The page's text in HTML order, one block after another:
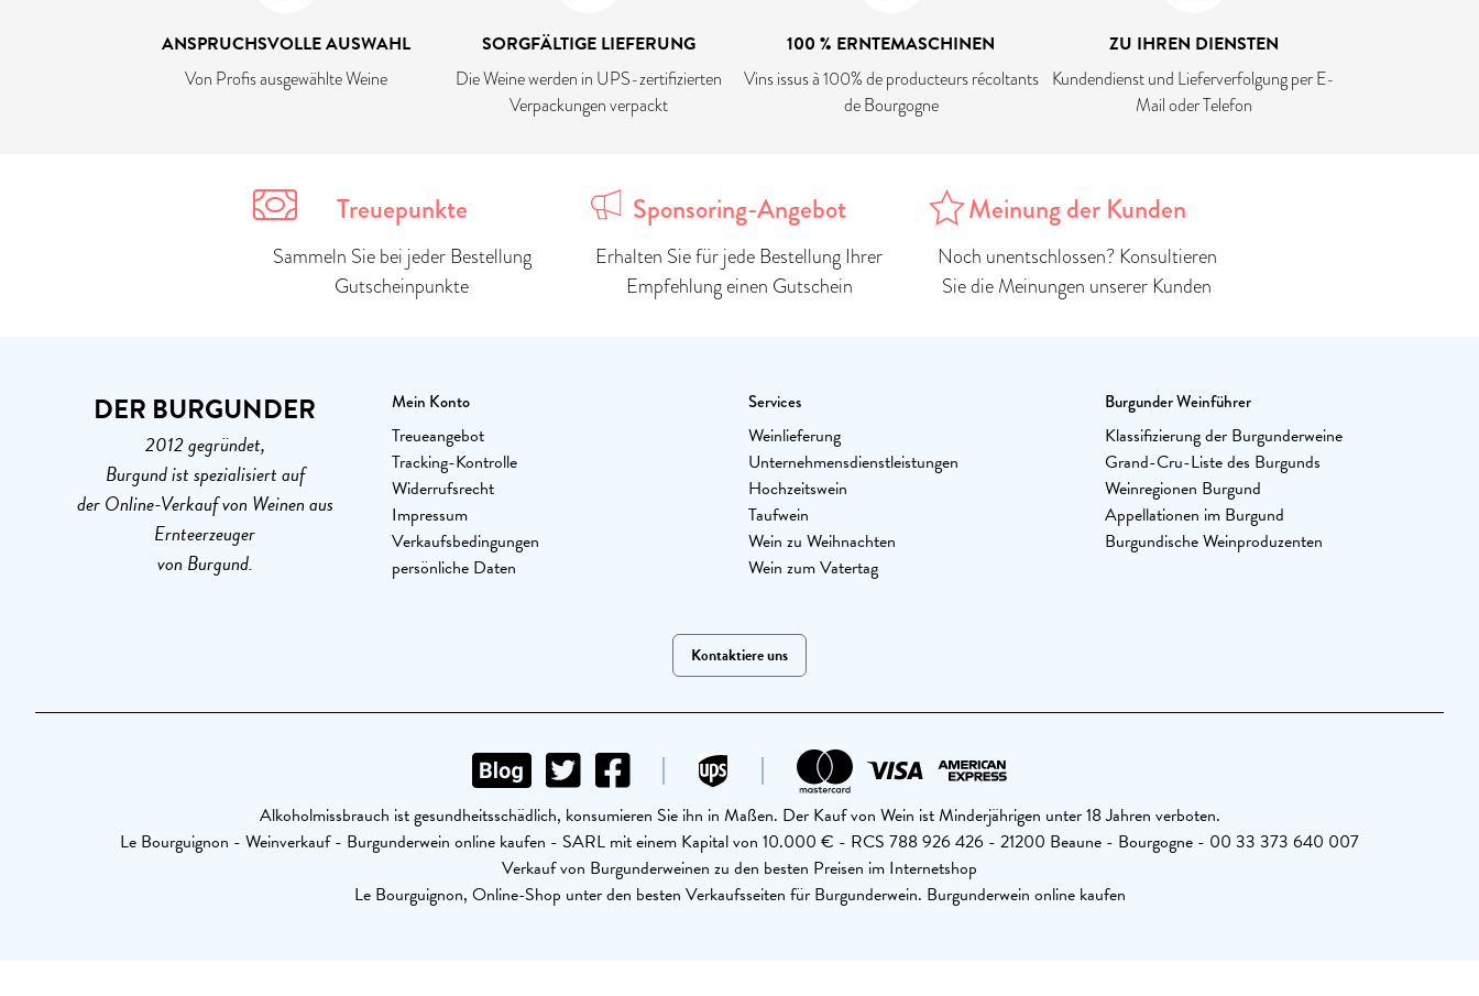
ANSPRUCHSVOLLE AUSWAHL
Von Profis ausgewählte Weine
SORGFÄLTIGE LIEFERUNG
Die Weine werden in UPS-zertifizierten
Verpackungen verpackt
100 % ERNTEMASCHINEN
Vins issus à 100% de producteurs récoltants
de Bourgogne
ZU IHREN DIENSTEN
Kundendienst und Lieferverfolgung per E-
Mail oder Telefon
Treuepunkte
Sammeln Sie bei jeder Bestellung
Gutscheinpunkte
Sponsoring-Angebot
Erhalten Sie für jede Bestellung Ihrer
Empfehlung einen Gutschein
Meinung der Kunden
Noch unentschlossen? Konsultieren
Sie die Meinungen unserer Kunden
DER BURGUNDER
2012 gegründet,
Burgund ist spezialisiert auf
der Online-Verkauf von Weinen aus
Ernteerzeuger
von Burgund.
Mein Konto
Treueangebot
Tracking-Kontrolle
Widerrufsrecht
Impressum
Verkaufsbedingungen
persönliche Daten
Services
Weinlieferung
Unternehmensdienstleistungen
Hochzeitswein
Taufwein
Wein zu Weihnachten
Wein zum Vatertag
Burgunder Weinführer
Klassifizierung der Burgunderweine
Grand-Cru-Liste des Burgunds
Weinregionen Burgund
Appellationen im Burgund
Burgundische Weinproduzenten
Kontaktiere uns
Alkoholmissbrauch ist gesundheitsschädlich, konsumieren Sie ihn in Maßen. Der Kauf von Wein ist Minderjährigen unter 18 Jahren verboten.
Le Bourguignon - Weinverkauf - Burgunderwein online kaufen - SARL mit einem Kapital von 10.000 € - RCS 788 926 426 - 21200 Beaune - Bourgogne - 00 33 373 640 007
Verkauf von Burgunderweinen zu den besten Preisen im Internetshop
Le Bourguignon, Online-Shop unter den besten Verkaufsseiten für Burgunderwein. Burgunderwein online kaufen